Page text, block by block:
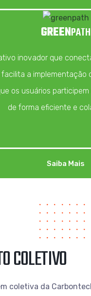
GREENPATH
inovador que
facilita a implementação
os usuários
de forma eficiente e
Saiba Mais
COLETIVO
coletiva da